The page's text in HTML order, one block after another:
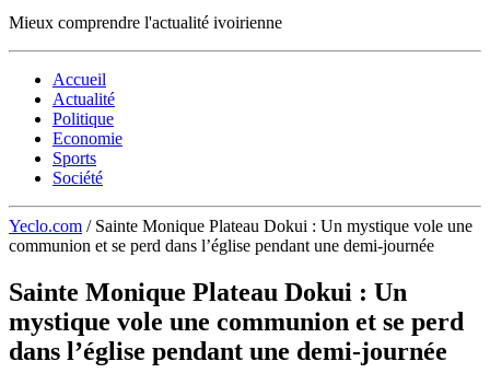
Mieux comprendre l'actualité ivoirienne
Accueil
Actualité
Politique
Economie
Sports
Société
Yeclo.com / Sainte Monique Plateau Dokui : Un mystique vole une
communion et se perd dans l’église pendant une demi-journée
Sainte Monique Plateau Dokui : Un
mystique vole une communion et se perd
dans l’église pendant une demi-journée